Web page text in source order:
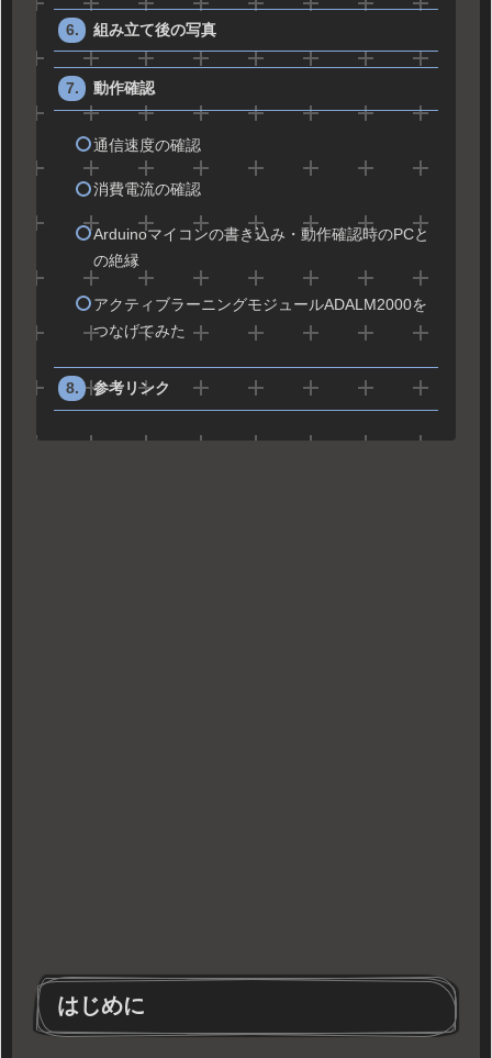
組み立て後の写真
動作確認
通信速度の確認
消費電流の確認
Arduinoマイコンの書き込み・動作確認時のPCと
の絶縁
アクティブラーニングモジュールADALM2000を
つなげてみた
参考リンク
はじめに